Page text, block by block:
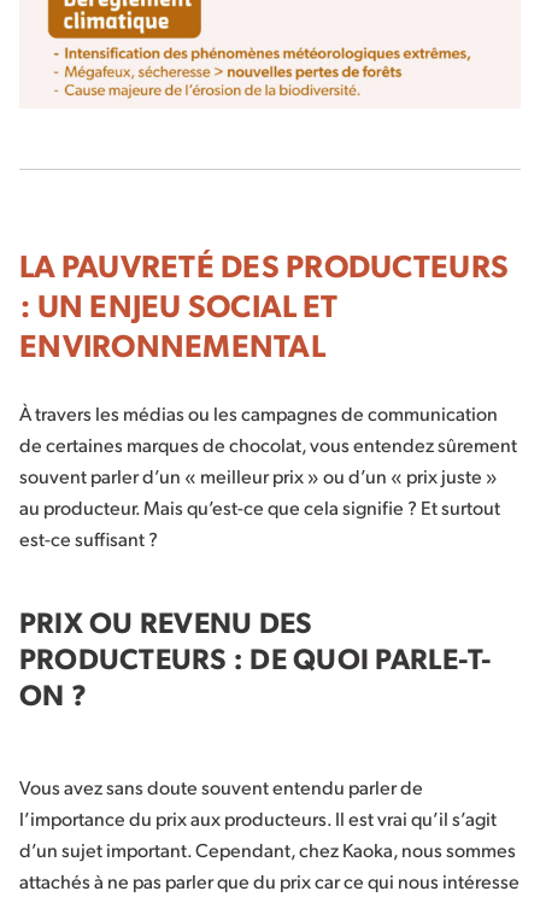
LA PAUVRETÉ DES PRODUCTEURS
: UN ENJEU SOCIAL ET
ENVIRONNEMENTAL
À travers les médias ou les campagnes de communication
de certaines marques de chocolat, vous entendez sûrement
souvent parler d’un « meilleur prix » ou d’un « prix juste »
au producteur. Mais qu’est-ce que cela signifie ? Et surtout
est-ce suffisant ?
PRIX OU REVENU DES
PRODUCTEURS : DE QUOI PARLE-T-
ON ?
Vous avez sans doute souvent entendu parler de
l’importance du prix aux producteurs. Il est vrai qu’il s’agit
d’un sujet important. Cependant, chez Kaoka, nous sommes
attachés à ne pas parler que du prix car ce qui nous intéresse